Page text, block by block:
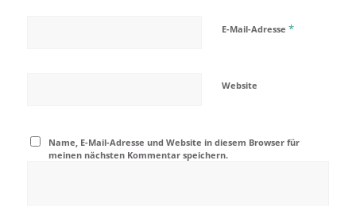
E-Mail-Adresse *
Website
Name, E-Mail-Adresse und Website in diesem Browser für
meinen nächsten Kommentar speichern.